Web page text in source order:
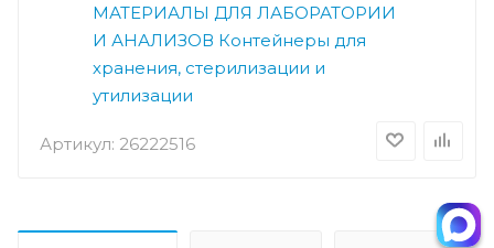
Артикул: 26222516
МАТЕРИАЛЫ ДЛЯ ЛАБОРАТОРИИ
И АНАЛИЗОВ Контейнеры для
хранения, стерилизации и
утилизации